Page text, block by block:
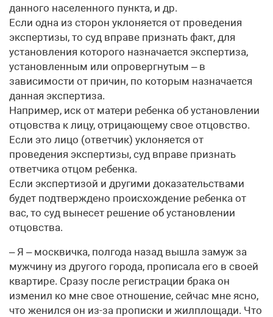
данного населенного пункта, и др.
Если одна из сторон уклоняется от проведения
экспертизы, то суд вправе признать факт, для
установления которого назначается экспертиза,
установленным или опровергнутым – в
зависимости от причин, по которым назначается
данная экспертиза.
Например, иск от матери ребенка об установлении
отцовства к лицу, отрицающему свое отцовство.
Если это лицо (ответчик) уклоняется от
проведения экспертизы, суд вправе признать
ответчика отцом ребенка.
Если экспертизой и другими доказательствами
будет подтверждено происхождение ребенка от
вас, то суд вынесет решение об установлении
отцовства.
– Я – москвичка, полгода назад вышла замуж за
мужчину из другого города, прописала его в своей
квартире. Сразу после регистрации брака он
изменил ко мне свое отношение, сейчас мне ясно,
что женился он из-за прописки и жилплощади. Что